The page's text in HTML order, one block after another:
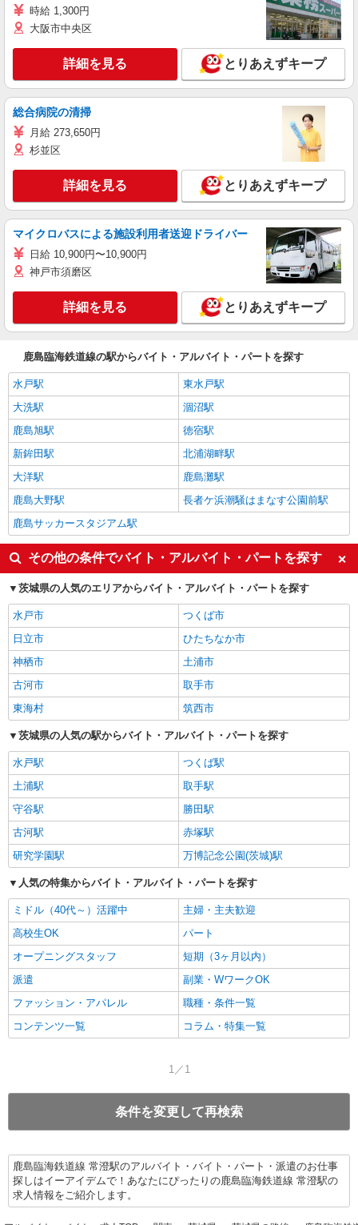
時給 1,300円
大阪市中央区
詳細を見る とりあえずキープ
総合病院の清掃
月給 273,650円
杉並区
詳細を見る とりあえずキープ
マイクロバスによる施設利用者送迎ドライバー
日給 10,900円〜10,900円
神戸市須磨区
詳細を見る とりあえずキープ
鹿島臨海鉄道線の駅からバイト・アルバイト・パートを探す
水戸駅
東水戸駅
大洗駅
涸沼駅
鹿島旭駅
徳宿駅
新鉾田駅
北浦湖畔駅
大洋駅
鹿島灘駅
鹿島大野駅
長者ケ浜潮騒はまなす公園前駅
鹿島サッカースタジアム駅
その他の条件でバイト・アルバイト・パートを探す
茨城県の人気のエリアからバイト・アルバイト・パートを探す
水戸市
つくば市
日立市
ひたちなか市
神栖市
土浦市
古河市
取手市
東海村
筑西市
茨城県の人気の駅からバイト・アルバイト・パートを探す
水戸駅
つくば駅
土浦駅
取手駅
守谷駅
勝田駅
古河駅
赤塚駅
研究学園駅
万博記念公園(茨城)駅
人気の特集からバイト・アルバイト・パートを探す
ミドル（40代～）活躍中
主婦・主夫歓迎
高校生OK
パート
オープニングスタッフ
短期（3ヶ月以内）
派遣
副業・WワークOK
ファッション・アパレル
職種・条件一覧
コンテンツ一覧
コラム・特集一覧
1／1
条件を変更して再検索
鹿島臨海鉄道線 常澄駅のアルバイト・バイト・パート・派遣のお仕事
探しはイーアイデムで！あなたにぴったりの鹿島臨海鉄道線 常澄駅の
求人情報をご紹介します。